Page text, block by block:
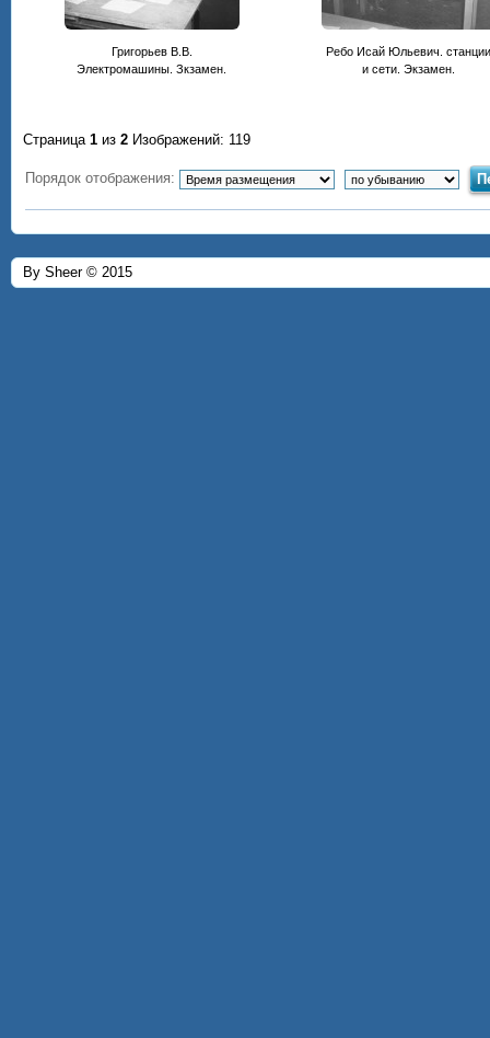
Григорьев В.В.
Электромашины. Зкзамен.
Ребо Исай Юльевич. станции
и сети. Экзамен.
Страница 1 из 2 Изображений: 119
Порядок отображения:
By Sheer © 2015